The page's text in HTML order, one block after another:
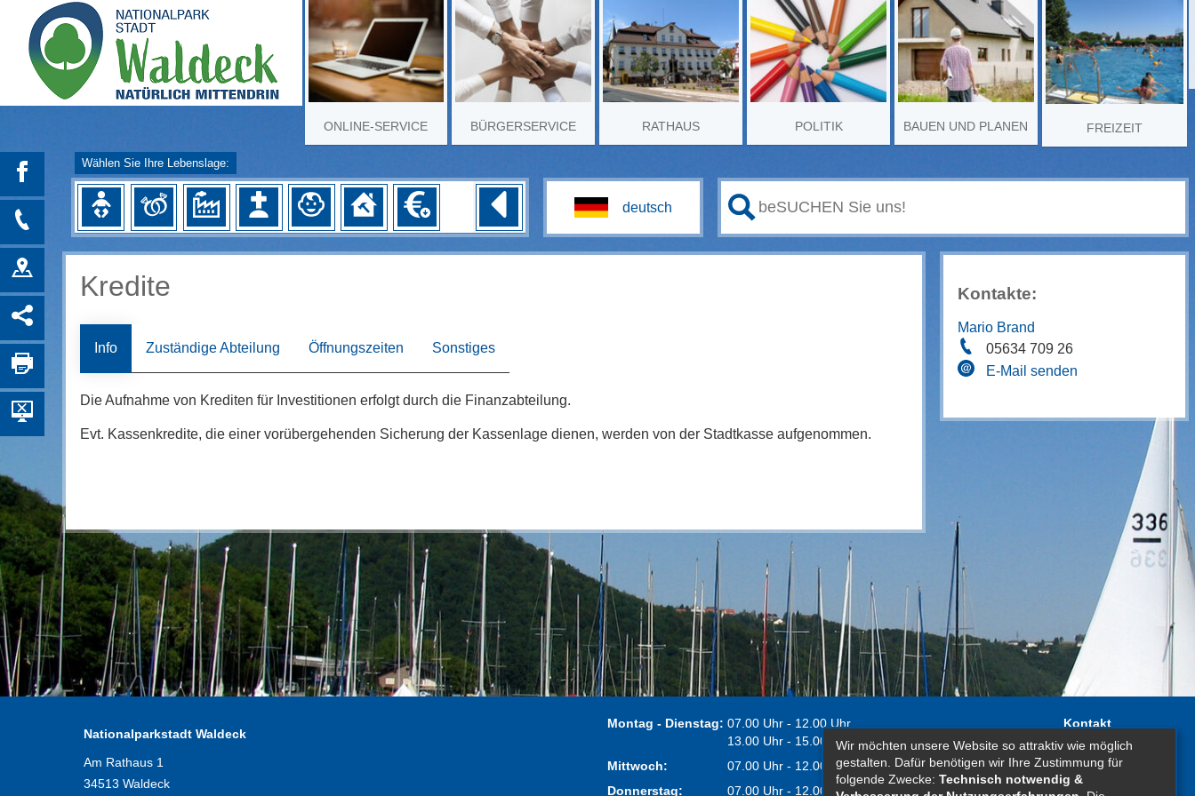
ONLINE-SERVICE BÜRGERSERVICE RATHAUS POLITIK BAUEN UND PLANEN FREIZEIT
Wählen Sie Ihre Lebenslage:
Kredite
Info Zuständige Abteilung Öffnungszeiten Sonstiges
Die Aufnahme von Krediten für Investitionen erfolgt durch die Finanzabteilung.
Evt. Kassenkredite, die einer vorübergehenden Sicherung der Kassenlage dienen, werden von der Stadtkasse aufgenommen.
Kontakte:
Mario Brand
05634 709 26
E-Mail senden
Nationalparkstadt Waldeck
Am Rathaus 1
34513 Waldeck
Montag - Dienstag: 07.00 Uhr - 12.00 Uhr
13.00 Uhr - 15.00 Uhr
Mittwoch:
07.00 Uhr - 12.00 Uhr
Donnerstag:
07.00 Uhr - 12.00 Uhr
Kontakt
Impressum
Erklärung zur
Barrierefreiheit
Wir möchten unsere Website so attraktiv wie möglich
gestalten. Dafür benötigen wir Ihre Zustimmung für
folgende Zwecke: Technisch notwendig &